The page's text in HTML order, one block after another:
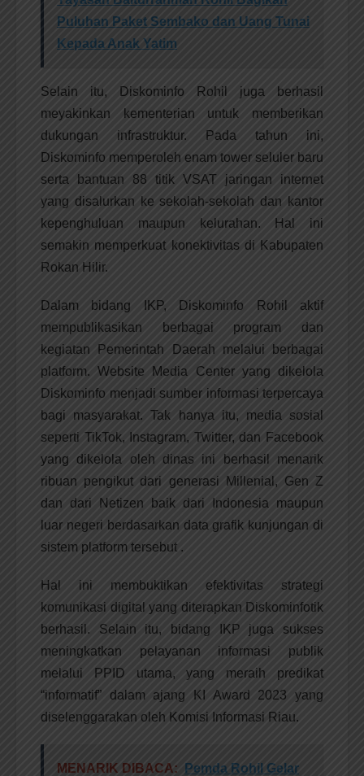
Puluhan Paket Sembako dan Uang Tunai
Kepada Anak Yatim
Selain itu, Diskominfo Rohil juga berhasil
meyakinkan kementerian untuk memberikan
dukungan infrastruktur. Pada tahun ini,
Diskominfo memperoleh enam tower seluler baru
serta bantuan 88 titik VSAT jaringan internet
yang disalurkan ke sekolah-sekolah dan kantor
kepenghuluan maupun kelurahan. Hal ini
semakin memperkuat konektivitas di Kabupaten
Rokan Hilir.
Dalam bidang IKP, Diskominfo Rohil aktif
mempublikasikan berbagai program dan
kegiatan Pemerintah Daerah melalui berbagai
platform. Website Media Center yang dikelola
Diskominfo menjadi sumber informasi terpercaya
bagi masyarakat. Tak hanya itu, media sosial
seperti TikTok, Instagram, Twitter, dan Facebook
yang dikelola oleh dinas ini berhasil menarik
ribuan pengikut dari generasi Millenial, Gen Z
dan dari Netizen baik dari Indonesia maupun
luar negeri berdasarkan data grafik kunjungan di
sistem platform tersebut .
Hal ini membuktikan efektivitas strategi
komunikasi digital yang diterapkan Diskominfotik
berhasil. Selain itu, bidang IKP juga sukses
meningkatkan pelayanan informasi publik
melalui PPID utama, yang meraih predikat
“informatif” dalam ajang KI Award 2023 yang
diselenggarakan oleh Komisi Informasi Riau.
MENARIK DIBACA:
Pemda Rohil Gelar